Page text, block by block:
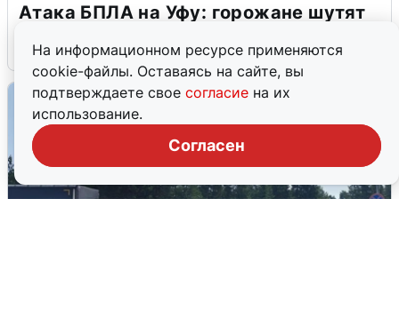
На информационном ресурсе применяются
cookie-файлы. Оставаясь на сайте, вы
подтверждаете свое согласие на их
использование.
Согласен
Атака БПЛА на Уфу: горожане шутят
5 августа 0